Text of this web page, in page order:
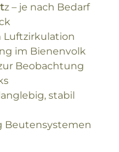
z – je nach Bedarf
Luftzirkulation
im Bienenvolk
Beobachtung
stabil
Beutensystemen